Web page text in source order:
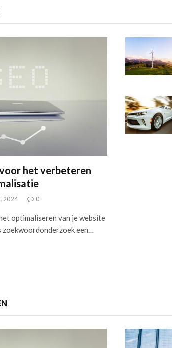
het verbeteren
2024 0
optimaliseren van je website
zoekwoordonderzoek een…